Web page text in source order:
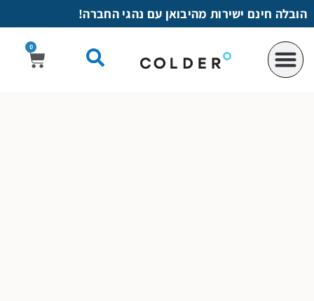
לתוכן
הובלה חינם ישירות מהיבואן עם נהגי החברה!
0